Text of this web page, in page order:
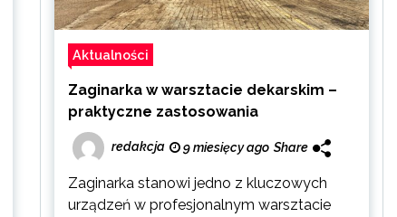
Aktualności
Zaginarka w warsztacie dekarskim –
praktyczne zastosowania
redakcja 9 miesięcy ago Share
Zaginarka stanowi jedno z kluczowych
urządzeń w profesjonalnym warsztacie